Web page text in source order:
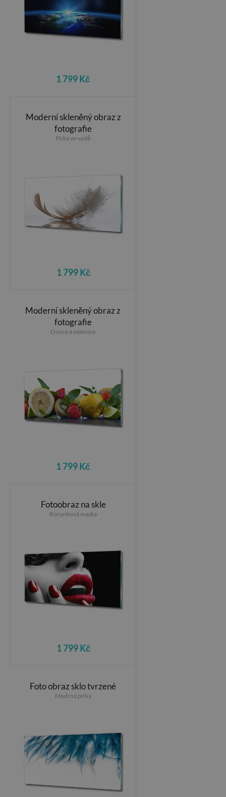
1 799 Kč
Moderní skleněný obraz z
fotografie
Pírka ve vodě
1 799 Kč
Moderní skleněný obraz z
fotografie
Ovoce a zelenina
1 799 Kč
Fotoobraz na skle
Korunková maska
1 799 Kč
Foto obraz sklo tvrzené
Modrná pírka